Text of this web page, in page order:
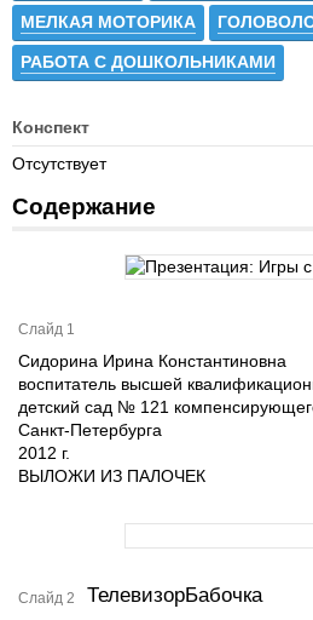
МЕЛКАЯ МОТОРИКА
РАБОТА С ДОШКОЛЬНИКАМИ
Конспект
Отсутствует
Содержание
Слайд 1
Сидорина Ирина Константиновна
воспитатель высшей
детский сад № 121
Санкт-Петербурга
2012 г.
ВЫЛОЖИ ИЗ ПАЛОЧЕК
Слайд 2 ТелевизорБабочка